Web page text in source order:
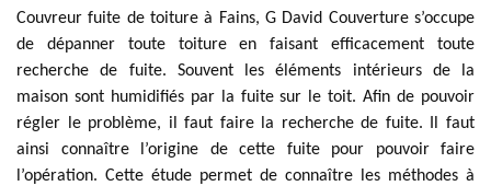
Couvreur fuite de toiture à Fains, G David Couverture s’occupe
de dépanner toute toiture en faisant efficacement toute
recherche de fuite. Souvent les éléments intérieurs de la
maison sont humidifiés par la fuite sur le toit. Afin de pouvoir
régler le problème, il faut faire la recherche de fuite. Il faut
ainsi connaître l’origine de cette fuite pour pouvoir faire
l’opération. Cette étude permet de connaître les méthodes à